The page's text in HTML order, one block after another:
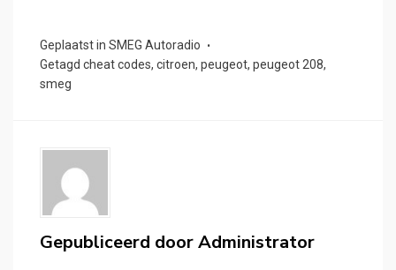
Geplaatst in SMEG Autoradio
Getagd cheat codes, citroen, peugeot, peugeot 208,
smeg
Gepubliceerd doorAdministrator